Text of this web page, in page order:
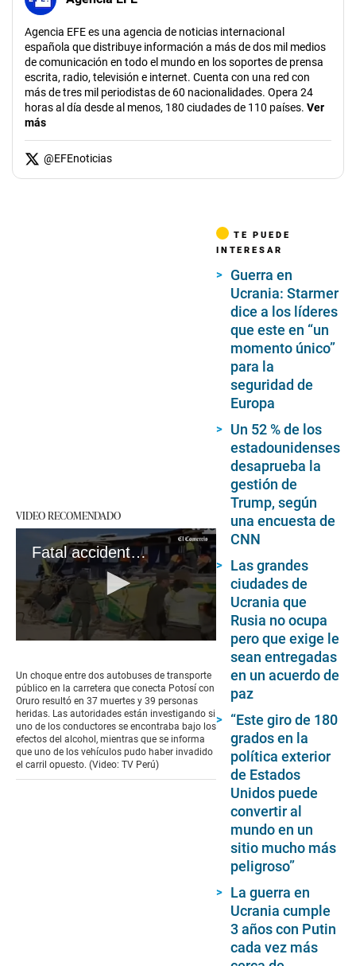
Agencia EFE es una agencia de noticias internacional
española que distribuye información a más de dos mil medios
de comunicación en todo el mundo en los soportes de prensa
escrita, radio, televisión e internet. Cuenta con una red con
más de tres mil periodistas de 60 nacionalidades. Opera 24
horas al día desde al menos, 180 ciudades de 110 países. Ver
más
@EFEnoticias
VIDEO RECOMENDADO
Fatal accidente en Bolivia deja 37 muertos y 39 heridos
of
1
minute,
12
seconds
Un choque entre dos autobuses de transporte
público en la carretera que conecta Potosí con
Oruro resultó en 37 muertes y 39 personas
heridas. Las autoridades están investigando si
uno de los conductores se encontraba bajo los
efectos del alcohol, mientras que se informa
que uno de los vehículos pudo haber invadido
el carril opuesto. (Video: TV Perú)
TE PUEDE
INTERESAR
Guerra en
Ucrania: Starmer
dice a los líderes
que este en “un
momento único”
para la
seguridad de
Europa
Un 52 % de los
estadounidenses
desaprueba la
gestión de
Trump, según
una encuesta de
CNN
Las grandes
ciudades de
Ucrania que
Rusia no ocupa
pero que exige le
sean entregadas
en un acuerdo de
paz
“Este giro de 180
grados en la
política exterior
de Estados
Unidos puede
convertir al
mundo en un
sitio mucho más
peligroso”
La guerra en
Ucrania cumple
3 años con Putin
cada vez más